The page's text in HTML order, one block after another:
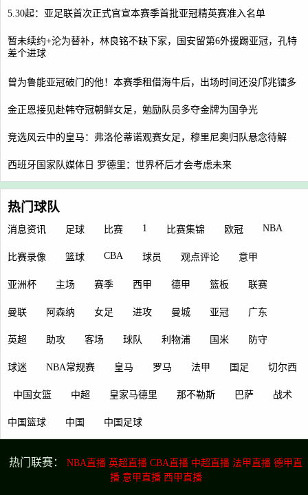
5.30起：亚足联首次正式官宣本赛季首批亚冠精英赛准入名单
暂未续约+沦为替补，林良铭不缺下家，国安留第6外援踢亚冠，孔特
差个进球
曾为鲁能亚冠破门的他！本赛季租借海牛后，出场时间还没邝兆镭多
金正恩接见赴韩夺冠朝鲜女足，勉励队员多夺金牌为国争光
竞选风云中的皇马：弗洛伦蒂诺观赛女足，穆里尼奥归队悬念待解
西班牙国家队媒体日 罗德里：世界杯后才会考虑未来
热门球队
消息资讯 足球 比赛 1 比赛集锦 欧冠 NBA
比赛录像 篮球 CBA 球员 观点评论 意甲
亚洲杯 主场 赛季 西甲 德甲 篮板 联赛
曼联 阿森纳 女足 进攻 曼城 亚冠 广东
英超 助攻 客场 球队 利物浦 国米 防守
球迷 NBA常规赛 皇马 罗马 法甲 国足 切尔西
中国女篮 中超 皇家马德里 那不勒斯 巴萨 战术
中国篮球 中国 中国足球
热门联赛： NBA直播 英超直播 CBA直播 中超直播 法甲直播 德甲直
播 意甲直播 西甲直播